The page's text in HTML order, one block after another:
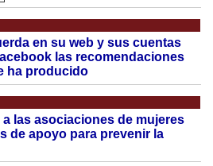
en su web y sus cuentas
las recomendaciones
ha producido
las asociaciones de mujeres
de apoyo para prevenir la